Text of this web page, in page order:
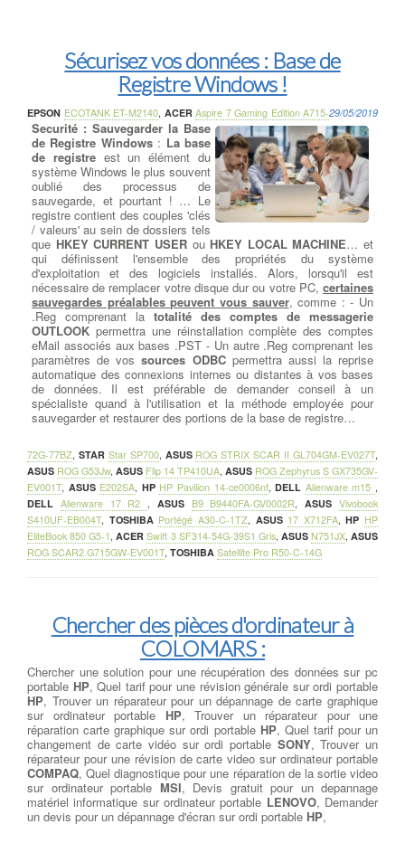
Sécurisez vos données : Base de
Registre Windows !
29/05/2019
Securité : Sauvegarder la Base
de Registre Windows: La base
de registreest un élément du
système Windows le plus souvent
oublié des processus de
sauvegarde, et pourtant ! … Le
registre contient des couples 'clés
/ valeurs' au sein de dossiers tels
que HKEY CURRENT USERou HKEY LOCAL MACHINE… et
qui définissent l'ensemble des propriétés du système
d'exploitation et des logiciels installés. Alors, lorsqu'il est
nécessaire de remplacer votre disque dur ou votre PC, certaines
sauvegardes préalables peuvent vous sauver, comme : - Un
.Reg comprenant la totalité des comptes de messagerie
OUTLOOK permettra une réinstallation complète des comptes
eMail associés aux bases .PST - Un autre .Reg comprenant les
paramètres de vossources ODBCpermettra aussi la reprise
automatique des connexions internes ou distantes à vos bases
de données. Il est préférable de demander conseil à un
spécialiste quand à l'utilisation et la méthode employée pour
sauvegarder et restaurer des portions de la base de registre…
EPSON ECOTANK ET-M2140, ACER Aspire 7 Gaming Edition A715-
72G-77BZ, STAR Star SP700, ASUS ROG STRIX SCAR II GL704GM-EV027T,
ASUS ROG G53Jw, ASUS Flip 14 TP410UA, ASUS ROG Zephyrus S GX735GV-
EV001T, ASUS E202SA, HP HP Pavilion 14-ce0006nf,DELL Alienware m15 ,
DELL Alienware 17 R2 , ASUS B9 B9440FA-GV0002R,ASUS Vivobook
S410UF-EB004T, TOSHIBA Portégé A30-C-1TZ, ASUS 17 X712FA,HP HP
EliteBook 850 G5-1 ,ACER Swift 3 SF314-54G-39S1 Gris, ASUS N751JX,ASUS
ROG SCAR2 G715GW-EV001T, TOSHIBA Satellite Pro R50-C-14G
Chercher des pièces d'ordinateur à
COLOMARS :
Chercher une solution pour une récupération des données sur pc
portable HP, Quel tarif pour une révision générale sur ordi portable
HP, Trouver un réparateur pour un dépannage de carte graphique
sur ordinateur portable HP, Trouver un réparateur pour une
réparation carte graphique sur ordi portable HP, Quel tarif pour un
changement de carte vidéo sur ordi portable SONY, Trouver un
réparateur pour une révision de carte video sur ordinateur portable
COMPAQ, Quel diagnostique pour une réparation de la sortie video
sur ordinateur portable MSI, Devis gratuit pour un depannage
matériel informatique sur ordinateur portable LENOVO, Demander
un devis pour un dépannage d'écran sur ordi portable HP,